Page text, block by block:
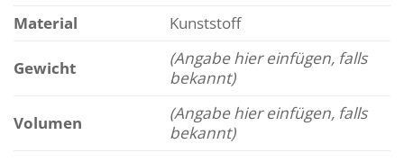
Material Kunststoff
Gewicht
(Angabe hier einfügen, falls
bekannt)
Volumen
(Angabe hier einfügen, falls
bekannt)